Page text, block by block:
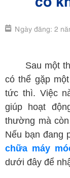
Ngày đăng: 2
Sau một
có thể gặp
tức thì. Việc
giúp hoạt
thường mà
Nếu bạn đang
chữa máy
dưới đây để